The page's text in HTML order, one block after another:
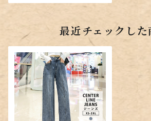
最近チェックした